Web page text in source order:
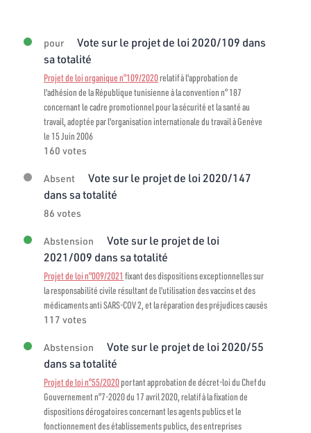
pour
Vote sur le projet de loi 2020/109 dans
sa totalité
Projet de loi organique n°109/2020relatif à l'approbation de
l'adhésion de la République tunisienne à la convention n° 187
concernant le cadre promotionnel pour la sécurité et la santé au
travail, adoptée par l'organisation internationale du travail à Genève
le 15 Juin 2006
160 votes
Absent
Vote sur le projet de loi 2020/147
dans sa totalité
86 votes
Abstension
Vote sur le projet de loi
2021/009 dans sa totalité
Projet de loi n°009/2021 fixant des dispositions exceptionnelles sur
la responsabilité civile résultant de l’utilisation des vaccins et des
médicaments anti SARS-COV 2, et la réparation des préjudices causés
117 votes
Abstension
Vote sur le projet de loi 2020/55
dans sa totalité
Projet de loi n°55/2020portant approbation de décret-loi du Chef du
Gouvernement n°7-2020 du 17 avril 2020, relatif à la fixation de
dispositions dérogatoires concernant les agents publics et le
fonctionnement des établissements publics, des entreprises